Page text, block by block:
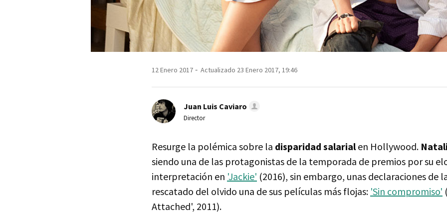
12 Enero 2017 Actualizado 23 Enero 2017, 19:46
Juan Luis Caviaro
Director
Resurge la polémica sobre la disparidad salarialen Hollywood.
siendo una de las protagonistas de la temporada de premios por su
interpretación en 'Jackie' (2016), sin embargo, unas declaraciones de
rescatado del olvido una de sus películas más flojas: 'Sin compromiso'
Attached', 2011).